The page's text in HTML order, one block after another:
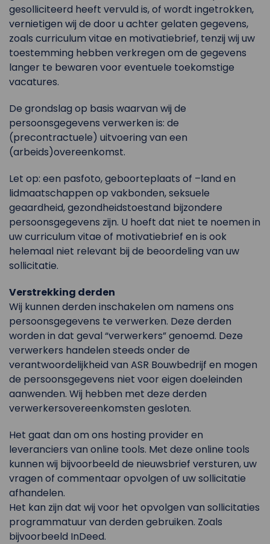
gesolliciteerd heeft vervuld is, of wordt ingetrokken,
vernietigen wij de door u achter gelaten gegevens,
zoals curriculum vitae en motivatiebrief, tenzij wij uw
toestemming hebben verkregen om de gegevens
langer te bewaren voor eventuele toekomstige
vacatures.
De grondslag op basis waarvan wij de
persoonsgegevens verwerken is: de
(precontractuele) uitvoering van een
(arbeids)overeenkomst.
Let op: een pasfoto, geboorteplaats of –land en
lidmaatschappen op vakbonden, seksuele
geaardheid, gezondheidstoestand bijzondere
persoonsgegevens zijn. U hoeft dat niet te noemen in
uw curriculum vitae of motivatiebrief en is ook
helemaal niet relevant bij de beoordeling van uw
sollicitatie.
Verstrekking derden
Wij kunnen derden inschakelen om namens ons
persoonsgegevens te verwerken. Deze derden
worden in dat geval “verwerkers” genoemd. Deze
verwerkers handelen steeds onder de
verantwoordelijkheid van ASR Bouwbedrijf en mogen
de persoonsgegevens niet voor eigen doeleinden
aanwenden. Wij hebben met deze derden
verwerkersovereenkomsten gesloten.
Het gaat dan om ons hosting provider en
leveranciers van online tools. Met deze online tools
kunnen wij bijvoorbeeld de nieuwsbrief versturen, uw
vragen of commentaar opvolgen of uw sollicitatie
afhandelen.
Het kan zijn dat wij voor het opvolgen van sollicitaties
programmatuur van derden gebruiken. Zoals
bijvoorbeeld InDeed.